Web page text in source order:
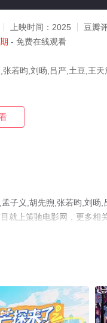
上映时间： 2025 豆瓣
- 免费在线观看
若昀,刘旸,吕严,土豆,王
子义,胡先煦,张若昀,刘旸
就上策驰电影网，更多相